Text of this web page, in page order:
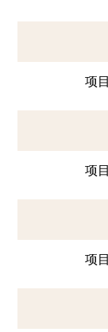
项目
项目
项目